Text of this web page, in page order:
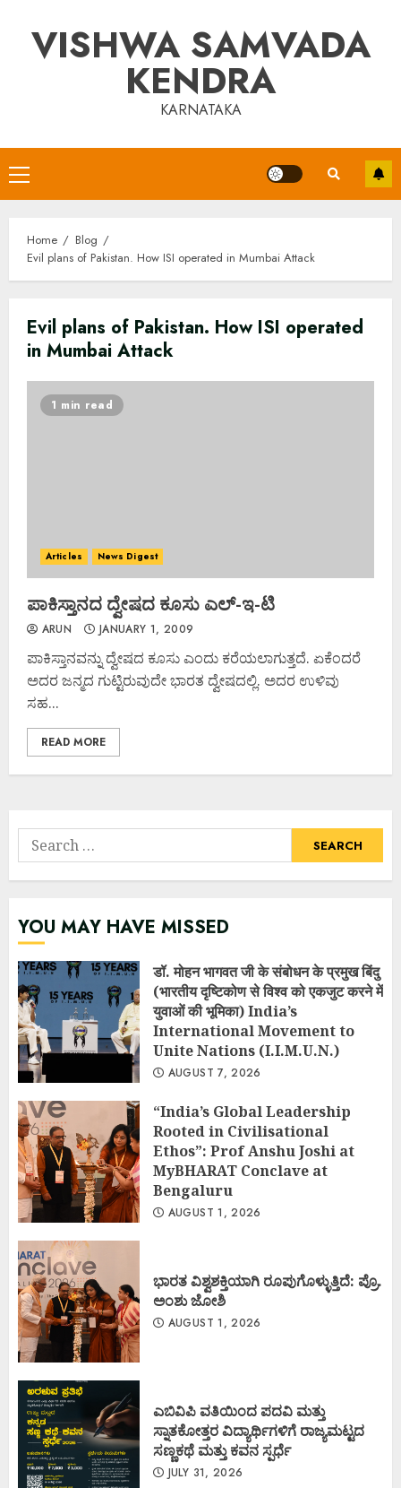
contentVISHWA SAMVADA
KENDRA
KARNATAKA
Primary
Menu
Home
Blog
Evil plans of Pakistan. How ISI operated in Mumbai Attack
Evil plans of Pakistan. How ISI operated
in Mumbai Attack
1 min read
Articles News Digest
ಪಾಕಿಸ್ತಾನದ ದ್ವೇಷದ ಕೂಸು ಎಲ್-ಇ-ಟಿ
ARUN JANUARY 1, 2009
ಪಾಕಿಸ್ತಾನವನ್ನು ದ್ವೇಷದ ಕೂಸು ಎಂದು ಕರೆಯಲಾಗುತ್ತದೆ. ಏಕೆಂದರೆ
ಅದರ ಜನ್ಮದ ಗುಟ್ಟಿರುವುದೇ ಭಾರತ ದ್ವೇಷದಲ್ಲಿ. ಅದರ ಉಳಿವು
ಸಹ...
READ MORE
Search
for:
YOU MAY HAVE MISSED
डॉ. मोहन भागवत जी के संबोधन के प्रमुख बिंदु
(भारतीय दृष्टिकोण से विश्व को एकजुट करने में
युवाओं की भूमिका) India’s
International Movement to
Unite Nations (I.I.M.U.N.)
AUGUST 7, 2026
“India’s Global Leadership
Rooted in Civilisational
Ethos”: Prof Anshu Joshi at
MyBHARAT Conclave at
Bengaluru
AUGUST 1, 2026
ಭಾರತ ವಿಶ್ವಶಕ್ತಿಯಾಗಿ ರೂಪುಗೊಳ್ಳುತ್ತಿದೆ: ಪ್ರೊ.
ಅಂಶು ಜೋಶಿ
AUGUST 1, 2026
ಎಬಿವಿಪಿ ವತಿಯಿಂದ ಪದವಿ ಮತ್ತು
ಸ್ನಾತಕೋತ್ತರ ವಿದ್ಯಾರ್ಥಿಗಳಿಗೆ ರಾಜ್ಯಮಟ್ಟದ
ಸಣ್ಣಕಥೆ ಮತ್ತು ಕವನ ಸ್ಪರ್ಧೆ
JULY 31, 2026